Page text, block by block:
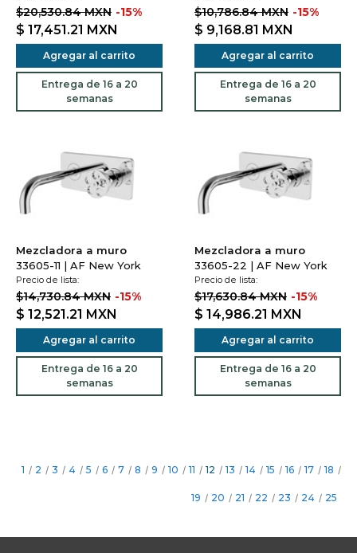
$20,530.84 MXN -15%
$ 17,451.21 MXN
Agregar al carrito
Entrega de 16 a 20
semanas
$10,786.84 MXN -15%
$ 9,168.81 MXN
Agregar al carrito
Entrega de 16 a 20
semanas
Mezcladora a muro
33605-11 | AF New York
Precio de lista:
$14,730.84 MXN -15%
$ 12,521.21 MXN
Agregar al carrito
Entrega de 16 a 20
semanas
Mezcladora a muro
33605-22 | AF New York
Precio de lista:
$17,630.84 MXN -15%
$ 14,986.21 MXN
Agregar al carrito
Entrega de 16 a 20
semanas
1 / 2 / 3 / 4 / 5 / 6 / 7 / 8 / 9 / 10 / 11 / 12 / 13 / 14 / 15 / 16 / 17 / 18 /
19 / 20 / 21 / 22 / 23 / 24 / 25